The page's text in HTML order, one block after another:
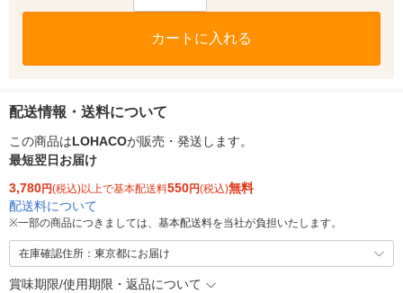
カートに入れる
配送情報・送料について
この商品はLOHACOが販売・発送します。
最短翌日お届け
3,780円(税込)以上で基本配送料550円(税込)無料
配送料について
※一部の商品につきましては、基本配送料を当社が負担いたします。
在庫確認住所：東京都にお届け
賞味期限/使用期限・返品について